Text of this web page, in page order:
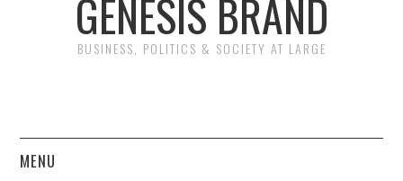
GENESIS BRAND
BUSINESS, POLITICS & SOCIETY AT LARGE
MENU